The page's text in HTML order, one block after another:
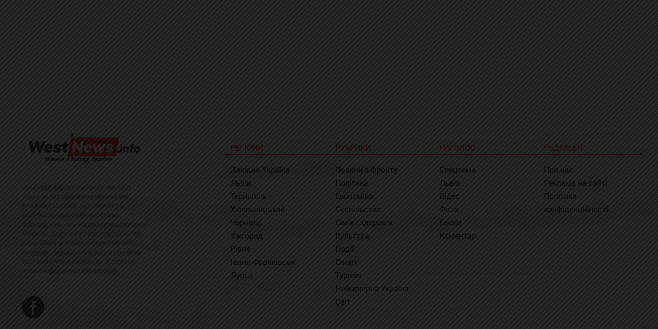
РЕГІОНИ
Західна Україна
Львів
Тернопіль
Хмельницький
Чернівці
Ужгород
Рівне
Івано-Франківськ
Луцьк
РУБРИКИ
Новини з фронту
Політика
Економіка
Суспільство
Сім'я і здоров'я
Культура
Події
Спорт
Туризм
Неймовірна Україна
Світ
НАГОЛОС
Спецтема
Львів
Відео
Фото
Блоги
Коментар
РЕДАКЦІЯ
Про нас
Реклама на сайті
Політика
конфіденційності